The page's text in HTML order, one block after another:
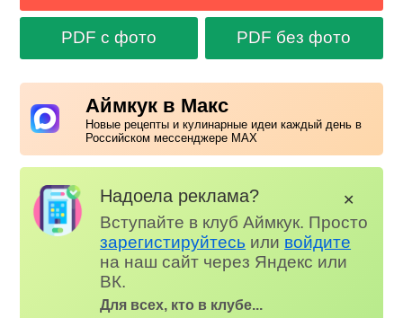
PDF с фото PDF без фото
Аймкук в Макс
Новые рецепты и кулинарные идеи каждый день в
Российском мессенджере MAX
Надоела реклама?
Вступайте в клуб Аймкук. Просто
зарегистируйтесь или войдите
на наш сайт через Яндекс или
ВК.
Для всех, кто в клубе...
✕